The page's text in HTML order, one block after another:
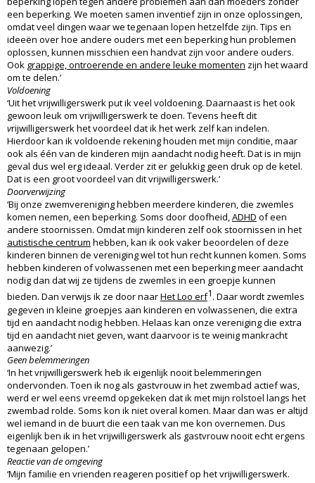
een beperking. We moeten samen inventief zijn in onze oplossingen,
omdat veel dingen waar we tegenaan lopen hetzelfde zijn. Tips en
ideeën over hoe andere ouders met een beperking hun problemen
oplossen, kunnen misschien een handvat zijn voor andere ouders.
Ook grappige, ontroerende en andere leuke momenten zijn het waard
om te delen.’
Voldoening
‘Uit het vrijwilligerswerk put ik veel voldoening. Daarnaast is het ook
gewoon leuk om vrijwilligerswerk te doen. Tevens heeft dit
vrijwilligerswerk het voordeel dat ik het werk zelf kan indelen.
Hierdoor kan ik voldoende rekening houden met mijn conditie, maar
ook als één van de kinderen mijn aandacht nodig heeft. Dat is in mijn
geval dus wel erg ideaal. Verder zit er gelukkig geen druk op de ketel.
Dat is een groot voordeel van dit vrijwilligerswerk.’
Doorverwijzing
‘Bij onze zwemvereniging hebben meerdere kinderen, die zwemles
komen nemen, een beperking. Soms door doofheid,ADHD of een
andere stoornissen. Omdat mijn kinderen zelf ook stoornissen in het
autistische centrum hebben, kan ik ook vaker beoordelen of deze
kinderen binnen de vereniging wel tot hun recht kunnen komen. Soms
hebben kinderen of volwassenen met een beperking meer aandacht
nodig dan dat wij ze tijdens de zwemles in een groepje kunnen
bieden. Dan verwijs ik ze door naarHet Loo erf1. Daar wordt zwemles
gegeven in kleine groepjes aan kinderen en volwassenen, die extra
tijd en aandacht nodig hebben. Helaas kan onze vereniging die extra
tijd en aandacht niet geven, want daarvoor is te weinig mankracht
aanwezig.’
Geen belemmeringen
‘In het vrijwilligerswerk heb ik eigenlijk nooit belemmeringen
ondervonden. Toen ik nog als gastvrouw in het zwembad actief was,
werd er wel eens vreemd opgekeken dat ik met mijn rolstoel langs het
zwembad rolde. Soms kon ik niet overal komen. Maar dan was er altijd
wel iemand in de buurt die een taak van me kon overnemen. Dus
eigenlijk ben ik in het vrijwilligerswerk als gastvrouw nooit echt ergens
tegenaan gelopen.’
Reactie van de omgeving
‘Mijn familie en vrienden reageren positief op het vrijwilligerswerk.